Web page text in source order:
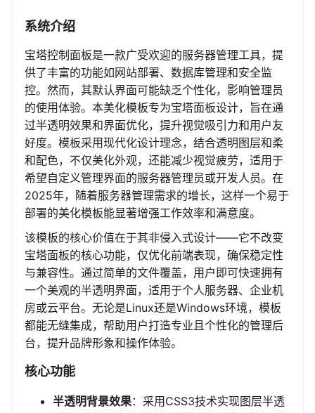
系统介绍
宝塔控制面板是一款广受欢迎的服务器管理工具，提
供了丰富的功能如网站部署、数据库管理和安全监
控。然而，其默认界面可能缺乏个性化，影响管理员
的使用体验。本美化模板专为宝塔面板设计，旨在通
过半透明效果和界面优化，提升视觉吸引力和用户友
好度。模板采用现代化设计理念，结合透明图层和柔
和配色，不仅美化外观，还能减少视觉疲劳，适用于
希望自定义管理界面的服务器管理员或开发人员。在
2025年，随着服务器管理需求的增长，这样一个易于
部署的美化模板能显著增强工作效率和满意度。
该模板的核心价值在于其非侵入式设计——它不改变
宝塔面板的核心功能，仅优化前端表现，确保稳定性
与兼容性。通过简单的文件覆盖，用户即可快速拥有
一个美观的半透明界面，适用于个人服务器、企业机
房或云平台。无论是Linux还是Windows环境，模板
都能无缝集成，帮助用户打造专业且个性化的管理后
台，提升品牌形象和操作体验。
核心功能
半透明背景效果：采用CSS3技术实现图层半透